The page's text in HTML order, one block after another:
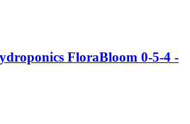
FloraBloom 0-5-4 -